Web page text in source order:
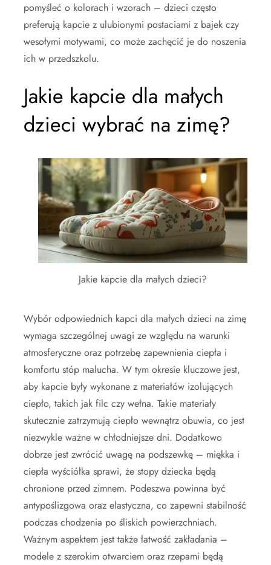
pomyśleć o kolorach i wzorach – dzieci często
preferują kapcie z ulubionymi postaciami z bajek czy
wesołymi motywami, co może zachęcić je do noszenia
ich w przedszkolu.
Jakie kapcie dla małych
dzieci wybrać na zimę?
Jakie kapcie dla małych dzieci?
Wybór odpowiednich kapci dla małych dzieci na zimę
wymaga szczególnej uwagi ze względu na warunki
atmosferyczne oraz potrzebę zapewnienia ciepła i
komfortu stóp malucha. W tym okresie kluczowe jest,
aby kapcie były wykonane z materiałów izolujących
ciepło, takich jak filc czy wełna. Takie materiały
skutecznie zatrzymują ciepło wewnątrz obuwia, co jest
niezwykle ważne w chłodniejsze dni. Dodatkowo
dobrze jest zwrócić uwagę na podszewkę – miękka i
ciepła wyściółka sprawi, że stopy dziecka będą
chronione przed zimnem. Podeszwa powinna być
antypoślizgowa oraz elastyczna, co zapewni stabilność
podczas chodzenia po śliskich powierzchniach.
Ważnym aspektem jest także łatwość zakładania –
modele z szerokim otwarciem oraz rzepami będą